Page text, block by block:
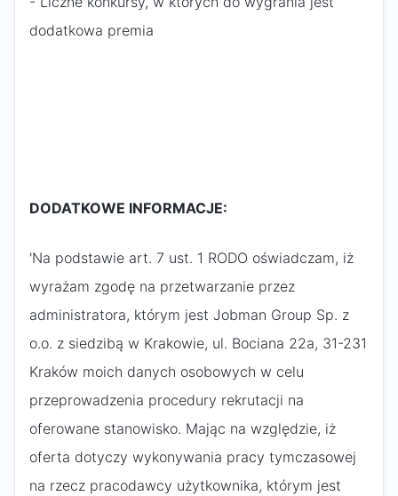
dodatkowa premia
DODATKOWE INFORMACJE:
'Na podstawie art. 7 ust. 1 RODO oświadczam, iż
wyrażam zgodę na przetwarzanie przez
administratora, którym jest Jobman Group Sp. z
o.o. z siedzibą w Krakowie, ul. Bociana 22a, 31-231
Kraków moich danych osobowych w celu
przeprowadzenia procedury rekrutacji na
oferowane stanowisko. Mając na względzie, iż
oferta dotyczy wykonywania pracy tymczasowej
na rzecz pracodawcy użytkownika, którym jest